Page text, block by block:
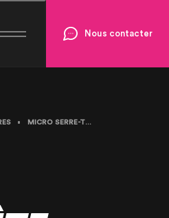
Nous contacter
MICRO SERRE-TÊTE NOIR SENNHEISER HSP4